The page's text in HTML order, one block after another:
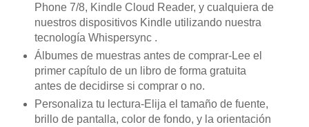
Phone 7/8, Kindle Cloud Reader, y cualquiera de
nuestros dispositivos Kindle utilizando nuestra
tecnología Whispersync .
Álbumes de muestras antes de comprar-Lee el
primer capítulo de un libro de forma gratuita
antes de decidirse si comprar o no.
Personaliza tu lectura-Elija el tamaño de fuente,
brillo de pantalla, color de fondo, y la orientación